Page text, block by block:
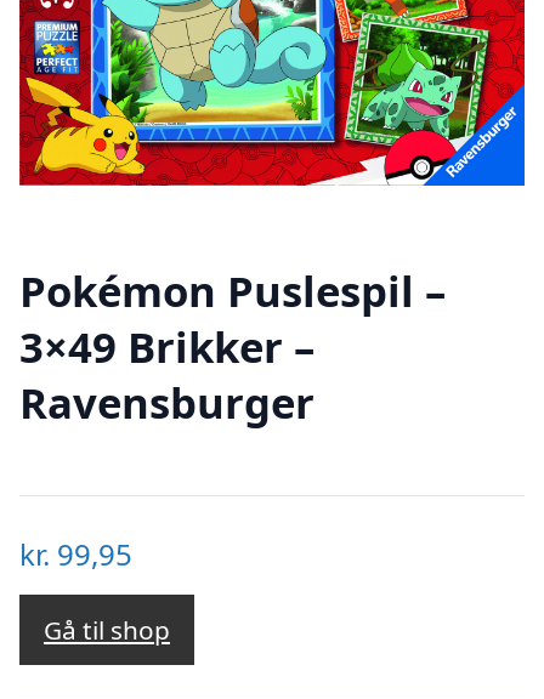
Pokémon Puslespil –
3×49 Brikker –
Ravensburger
kr. 99,95
Gå til shop